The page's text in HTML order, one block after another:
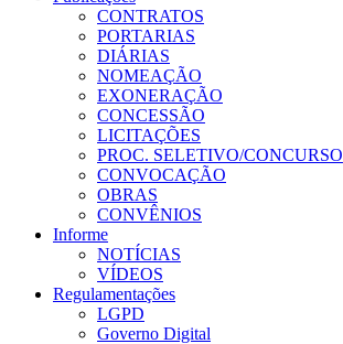
CONTRATOS
PORTARIAS
DIÁRIAS
NOMEAÇÃO
EXONERAÇÃO
CONCESSÃO
LICITAÇÕES
PROC. SELETIVO/CONCURSO
CONVOCAÇÃO
OBRAS
CONVÊNIOS
Informe
NOTÍCIAS
VÍDEOS
Regulamentações
LGPD
Governo Digital